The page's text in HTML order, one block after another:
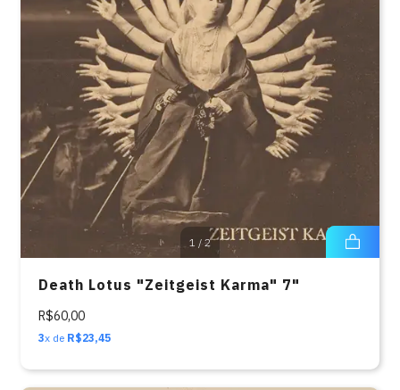
1 /2
Death Lotus "Zeitgeist Karma" 7"
R$60,00
3x de R$23,45